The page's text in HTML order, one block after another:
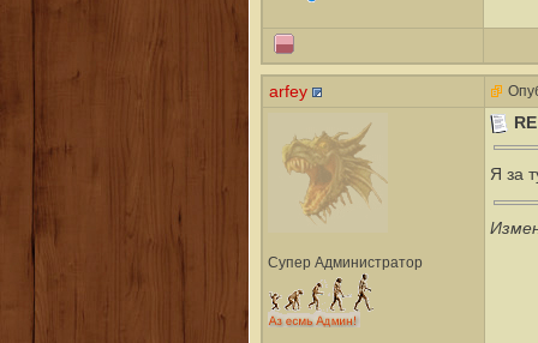
arfey
Супер Администратор
Я за